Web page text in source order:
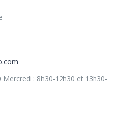
Mercredi : 8h30-12h30 et 13h30-